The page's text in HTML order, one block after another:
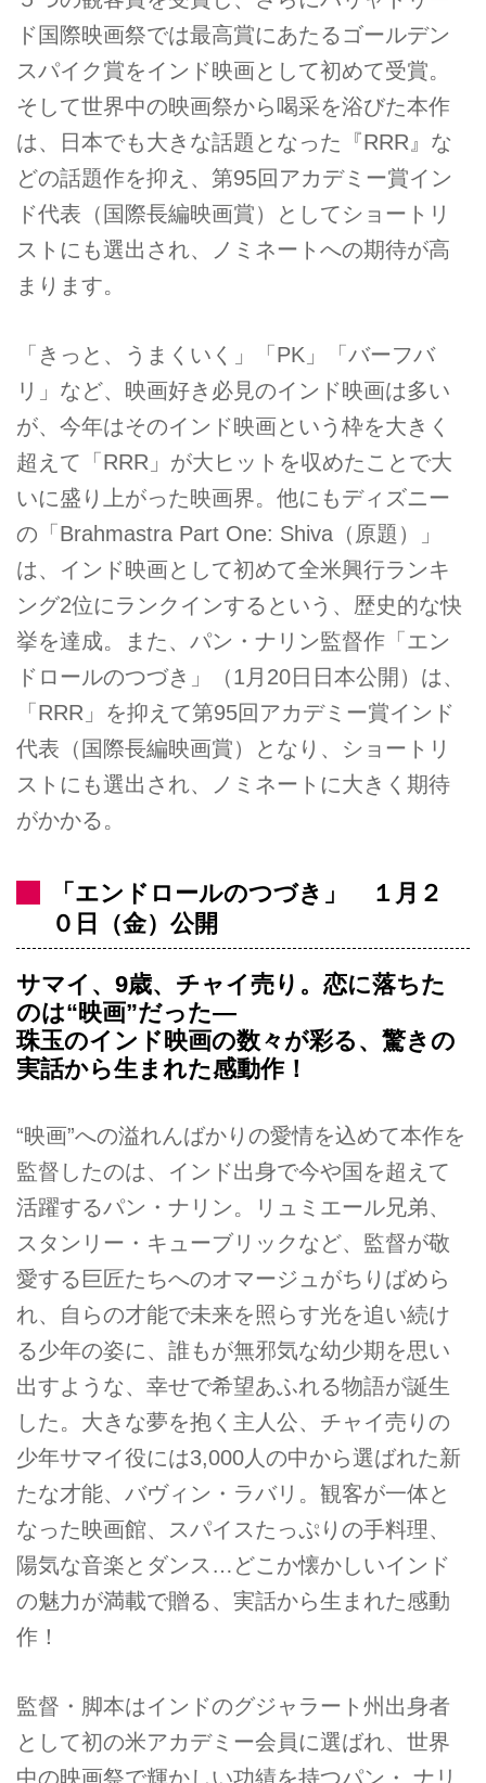
ド国際映画祭では最高賞にあたるゴールデン
スパイク賞をインド映画として初めて受賞。
そして世界中の映画祭から喝采を浴びた本作
は、日本でも大きな話題となった『RRR』な
どの話題作を抑え、第95回アカデミー賞イン
ド代表（国際長編映画賞）としてショートリ
ストにも選出され、ノミネートへの期待が高
まります。
「きっと、うまくいく」「PK」「バーフバ
リ」など、映画好き必見のインド映画は多い
が、今年はそのインド映画という枠を大きく
超えて「RRR」が大ヒットを収めたことで大
いに盛り上がった映画界。他にもディズニー
の「Brahmastra Part One: Shiva（原題）」
は、インド映画として初めて全米興行ランキ
ング2位にランクインするという、歴史的な快
挙を達成。また、パン・ナリン監督作「エン
ドロールのつづき」（1月20日日本公開）は、
「RRR」を抑えて第95回アカデミー賞インド
代表（国際長編映画賞）となり、ショートリ
ストにも選出され、ノミネートに大きく期待
がかかる。
「エンドロールのつづき」 １月２
０日（金）公開
サマイ、9歳、チャイ売り。恋に落ちた
のは“映画”だった―
珠玉のインド映画の数々が彩る、驚きの
実話から生まれた感動作！
“映画”への溢れんばかりの愛情を込めて本作を
監督したのは、インド出身で今や国を超えて
活躍するパン・ナリン。リュミエール兄弟、
スタンリー・キューブリックなど、監督が敬
愛する巨匠たちへのオマージュがちりばめら
れ、自らの才能で未来を照らす光を追い続け
る少年の姿に、誰もが無邪気な幼少期を思い
出すような、幸せで希望あふれる物語が誕生
した。大きな夢を抱く主人公、チャイ売りの
少年サマイ役には3,000人の中から選ばれた新
たな才能、バヴィン・ラバリ。観客が一体と
なった映画館、スパイスたっぷりの手料理、
陽気な音楽とダンス…どこか懐かしいインド
の魅力が満載で贈る、実話から生まれた感動
作！
監督・脚本はインドのグジャラート州出身者
として初の米アカデミー会員に選ばれ、世界
中の映画祭で輝かしい功績を持つパン・ ナリ